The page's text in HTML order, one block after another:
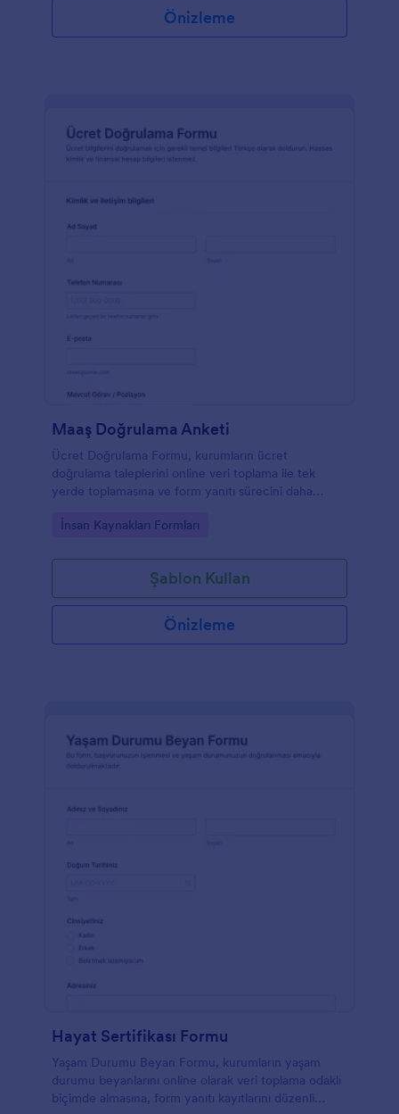
Önizleme
Maaş Doğrulama Anketi
Ücret Doğrulama Formu, kurumların ücret
doğrulama taleplerini online veri toplama ile tek
yerde toplamasına ve form yanıtı sürecini daha
Go to Category:
İnsan Kaynakları Formları
Şablon Kullan
Önizleme
Hayat Sertifikası Formu
Yaşam Durumu Beyan Formu, kurumların yaşam
durumu beyanlarını online olarak veri toplama odaklı
biçimde almasına, form yanıtı kayıtlarını düzenli